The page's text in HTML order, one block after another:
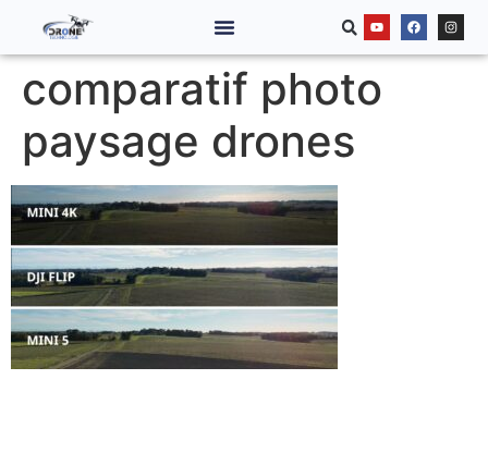
comparatif photo
paysage drones